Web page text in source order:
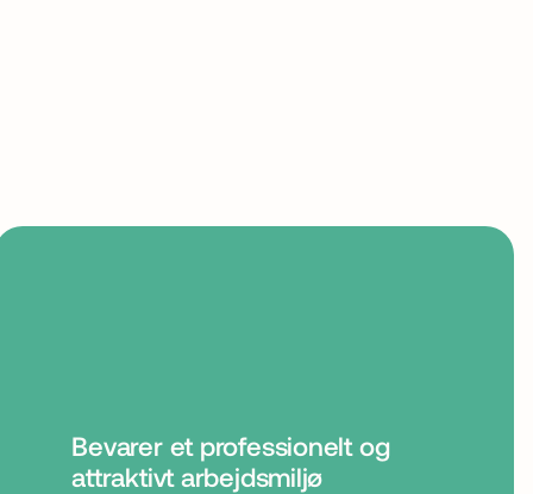
Bevarer et professionelt og
attraktivt arbejdsmiljø